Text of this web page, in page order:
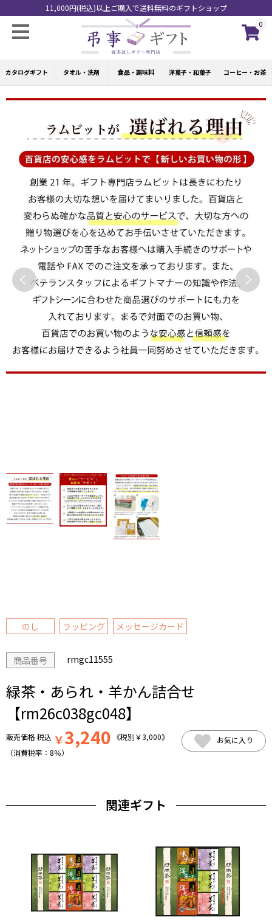
11,000円(税込)以上ご購入で送料無料のギフトショップ
0
カタログギフト タオル・洗剤 食品・調味料 洋菓子・和菓子 コーヒー・お茶
のし ラッピング メッセージカード
商品番号 rmgc11555
緑茶・あられ・羊かん詰合せ
【rm26c038gc048】
販売価格税込 ￥3,240 《税別￥3,000》
（消費税率： 8％）
お気に入り
関連ギフト